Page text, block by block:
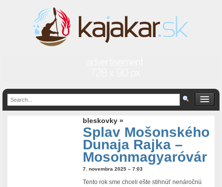
bleskovky »
Splav Mošonského
Dunaja Rajka –
Mosonmagyaróvár
7. novembra 2025 – 7:03
Tento rok sme chceli ešte stihnúť nenáročnú